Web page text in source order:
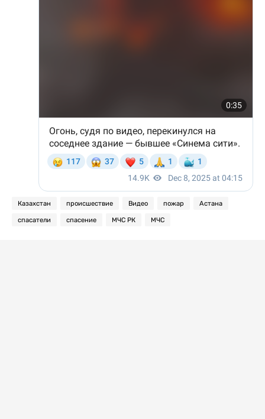
Казахстан происшествие Видео пожар Астана
спасатели спасение МЧС РК МЧС